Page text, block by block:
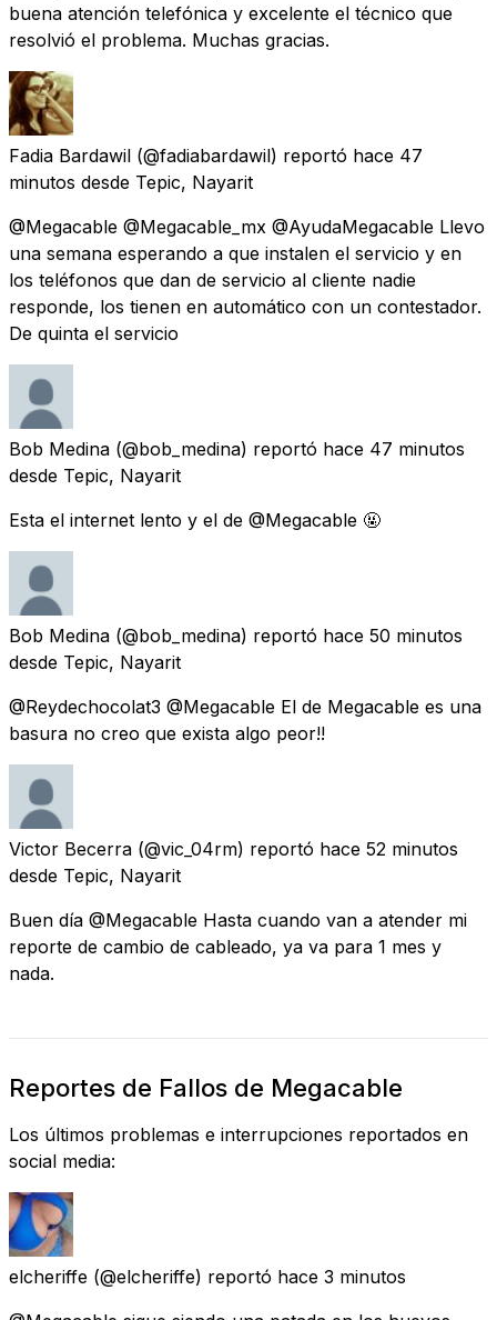
buena atención telefónica y excelente el técnico que
resolvió el problema. Muchas gracias.
Fadia Bardawil (@fadiabardawil) reportó hace 47
minutos desde Tepic, Nayarit
@Megacable @Megacable_mx @AyudaMegacable Llevo
una semana esperando a que instalen el servicio y en
los teléfonos que dan de servicio al cliente nadie
responde, los tienen en automático con un contestador.
De quinta el servicio
Bob Medina (@bob_medina) reportó hace 47 minutos
desde Tepic, Nayarit
Esta el internet lento y el de @Megacable 🤬
Bob Medina (@bob_medina) reportó hace 50 minutos
desde Tepic, Nayarit
@Reydechocolat3 @Megacable El de Megacable es una
basura no creo que exista algo peor!!
Victor Becerra (@vic_04rm) reportó hace 52 minutos
desde Tepic, Nayarit
Buen día @Megacable Hasta cuando van a atender mi
reporte de cambio de cableado, ya va para 1 mes y
nada.
Reportes de Fallos de Megacable
Los últimos problemas e interrupciones reportados en
social media:
elcheriffe (@elcheriffe) reportó hace 3 minutos